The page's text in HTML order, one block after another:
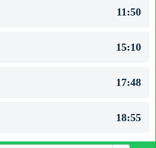
11:50
15:10
17:48
18:55